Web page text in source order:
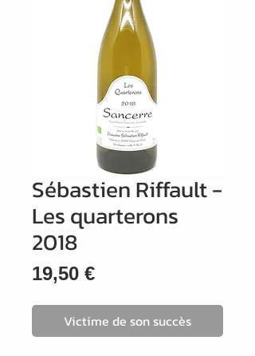
Sébastien Riffault -
Les quarterons
2018
19,50 €Prix
Victime de son succès